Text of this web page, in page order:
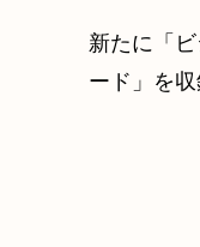
新たに「
ード」を収